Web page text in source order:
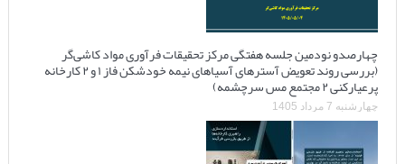
چهارصدو نودمین جلسه هفتگی مرکز تحقیقات فرآوری مواد کاشی‌گر
(بررسی روند تعویض آسترهای آسیاهای نیمه خودشکن فاز ۱ و ۲ کارخانه
پرعیارکنی ۲ مجتمع مس سرچشمه)
چهارشنبه 7 مرداد 1405